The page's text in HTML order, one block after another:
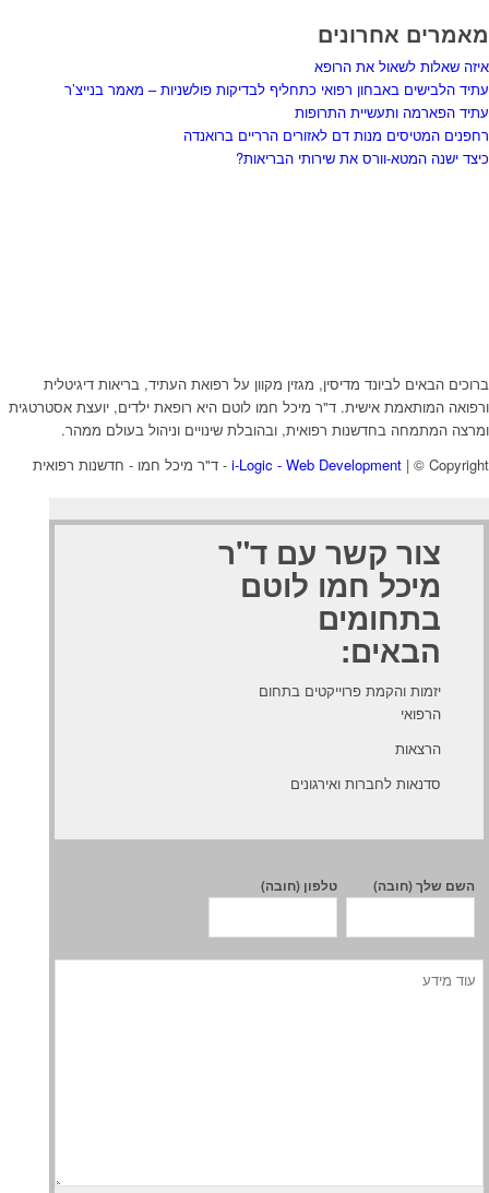
מאמרים אחרונים
איזה שאלות לשאול את הרופא
עתיד הלבישים באבחון רפואי כתחליף לבדיקות פולשניות – מאמר בנייצ’ר
עתיד הפארמה ותעשיית התרופות
רחפנים המטיסים מנות דם לאזורים הרריים ברואנדה
כיצד ישנה המטא-וורס את שירותי הבריאות?
ברוכים הבאים לביונד מדיסין, מגזין מקוון על רפואת העתיד, בריאות דיגיטלית
ורפואה המותאמת אישית. ד"ר מיכל חמו לוטם היא רופאת ילדים, יועצת אסטרטגית
ומרצה המתמחה בחדשנות רפואית, ובהובלת שינויים וניהול בעולם ממהר.
i-Logic - Web Development | © Copyright - ד"ר מיכל חמו - חדשנות רפואית
צור קשר עם ד"ר
מיכל חמו לוטם
בתחומים
הבאים:
יזמות והקמת פרוייקטים בתחום
הרפואי
הרצאות
סדנאות לחברות ואירגונים
השם שלך (חובה) טלפון (חובה)